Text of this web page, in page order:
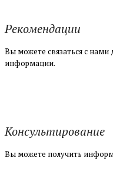
Рекомендации
Вы можете связаться с
информации.
Консультирование
Вы можете получить